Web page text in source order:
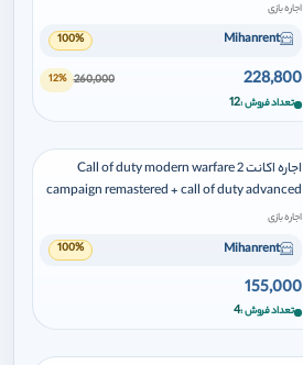
اجاره بازی
Mihanrent
100%
228,800
260,000
12%
تعداد فروش 12
اجاره اکانت Call of duty modern warfare 2
campaign remastered + call of duty advanced
warfare
اجاره بازی
Mihanrent
100%
155,000
تعداد فروش 4